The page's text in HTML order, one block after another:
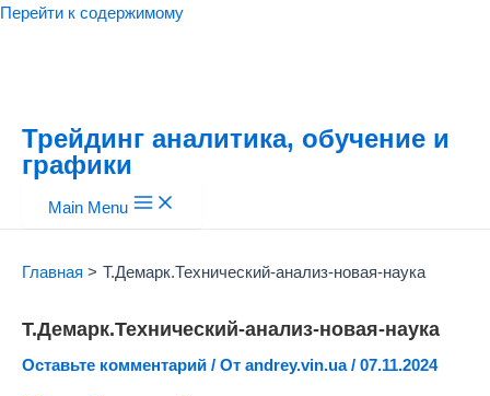
Перейти к содержимому
Трейдинг аналитика, обучение и
графики
Main Menu
Главная Т.Демарк.Технический-анализ-новая-наука
Т.Демарк.Технический-анализ-новая-наука
Оставьте комментарий / От andrey.vin.ua/ 07.11.2024